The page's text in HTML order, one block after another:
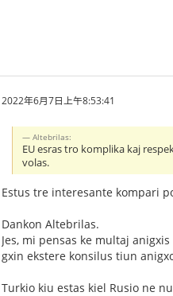
2022年6月7日上午8:53:41
Altebrilas:
EU esras tro komplika kaj
volas.
Estus tre interesante kompari
Dankon Altebrilas.
Jes, mi pensas ke multaj
gxin ekstere konsilus tiun
Turkio kiu estas kiel Rusio ne